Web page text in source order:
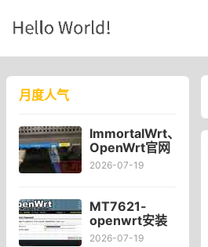
月度人气
ImmortalWrt、
OpenWrt官网
对比Kwrt后感
2026-07-19
MT7621-
openwrt安装
可道云
2026-07-19